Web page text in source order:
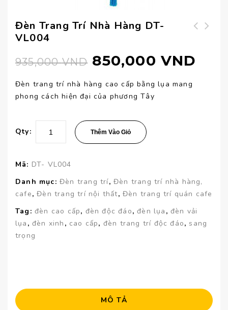
Đèn Trang Trí Nhà Hàng DT-
VL004
935,000VND 850,000VND
Đèn trang trí nhà hàng cao cấp bằng lụa mang
phong cách hiện đại của phương Tây
Qty: Thêm Vào Giỏ
Mã: DT- VL004
Danh mục: Đèn trang trí,Đèn trang trí nhà hàng,
cafe,Đèn trang trí nội thất,Đèn trang trí quán cafe
Tag: đèn cao cấp, đèn độc đáo,đèn lụa ,đèn vải
lụa ,đèn xinh , cao cấp, đèn trang trí độc đáo,sang
trọng
MÔ TẢ